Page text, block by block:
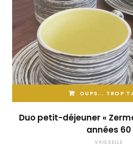
OUPS... TROP
Duo petit-déjeuner «
années 60
VAISSELLE